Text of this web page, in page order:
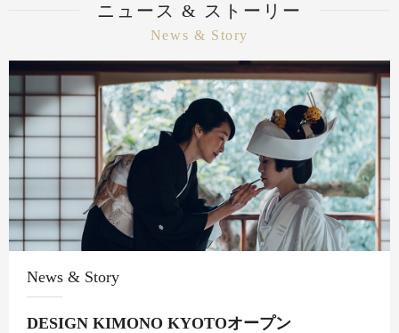
ニュース & ストーリー
News & Story
News & Story
DESIGN KIMONO KYOTOオープン